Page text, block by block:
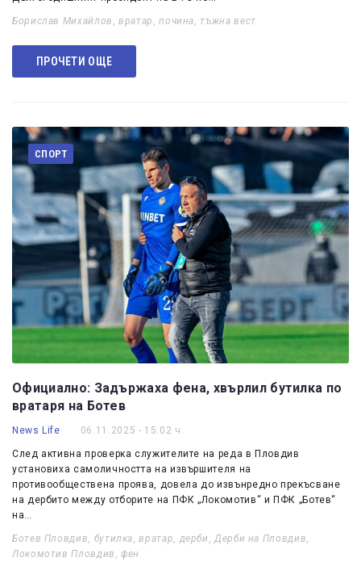
Борислав Михайлов ,вратар ,почина,тъжна вест
ПРОЧЕТИ ОЩЕ
СПОРТ
Официално: Задържаха фена, хвърлил бутилка по
вратаря на Ботев
News Life 06.11.2025 - 15:02 ч.
След активна проверка служителите на реда в Пловдив
установиха самоличността на извършителя на
противообществена проява, довела до извънредно прекъсване
на дербито между отборите на ПФК „Локомотив“ и ПФК „Ботев“
на…
Ботев Пловдив, бутилка,вратар, дерби , Дерби на Пловдив,
Локомотив Пловдив ,фен